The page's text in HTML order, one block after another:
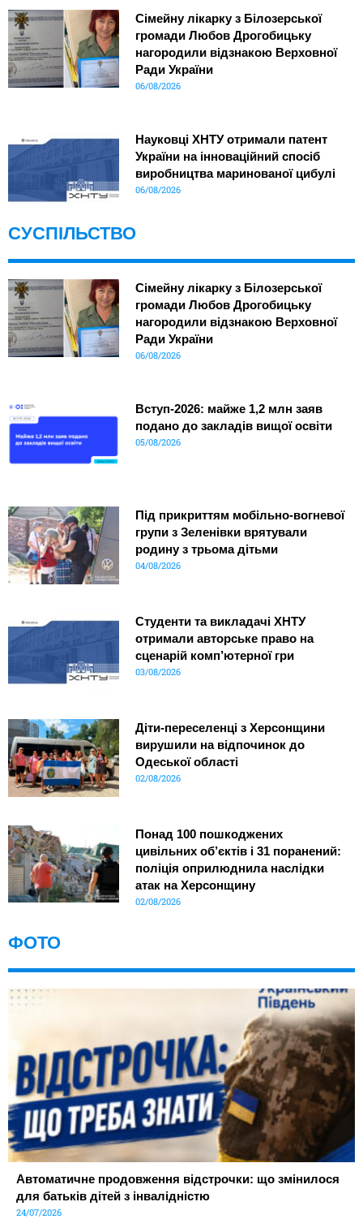
Сімейну лікарку з Білозерської
громади Любов Дрогобицьку
нагородили відзнакою Верховної
Ради України
06/08/2026
Науковці ХНТУ отримали патент
України на інноваційний спосіб
виробництва маринованої цибулі
06/08/2026
СУСПІЛЬСТВО
Сімейну лікарку з Білозерської
громади Любов Дрогобицьку
нагородили відзнакою Верховної
Ради України
06/08/2026
Вступ-2026: майже 1,2 млн заяв
подано до закладів вищої освіти
05/08/2026
Під прикриттям мобільно-вогневої
групи з Зеленівки врятували
родину з трьома дітьми
04/08/2026
Студенти та викладачі ХНТУ
отримали авторське право на
сценарій комп’ютерної гри
03/08/2026
Діти-переселенці з Херсонщини
вирушили на відпочинок до
Одеської області
02/08/2026
Понад 100 пошкоджених
цивільних об’єктів і 31 поранений:
поліція оприлюднила наслідки
атак на Херсонщину
02/08/2026
ФОТО
Автоматичне продовження відстрочки: що змінилося
для батьків дітей з інвалідністю
24/07/2026